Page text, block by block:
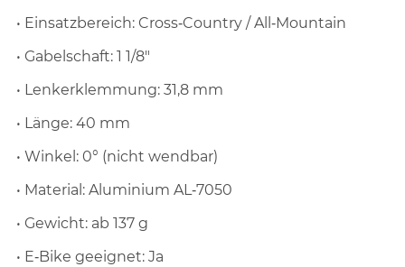
• Einsatzbereich: Cross‑Country / All‑Mountain
• Gabelschaft: 1 1/8"
• Lenkerklemmung: 31,8 mm
• Länge: 40 mm
• Winkel: 0° (nicht wendbar)
• Material: Aluminium AL‑7050
• Gewicht: ab 137 g
• E‑Bike geeignet: Ja